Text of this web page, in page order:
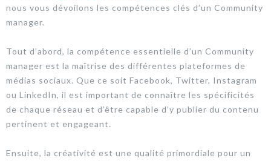
nous vous dévoilons les compétences clés d’un Community
manager.
Tout d’abord, la compétence essentielle d’un Community
manager est la maîtrise des différentes plateformes de
médias sociaux. Que ce soit Facebook, Twitter, Instagram
ou LinkedIn, il est important de connaître les spécificités
de chaque réseau et d’être capable d’y publier du contenu
pertinent et engageant.
Ensuite, la créativité est une qualité primordiale pour un